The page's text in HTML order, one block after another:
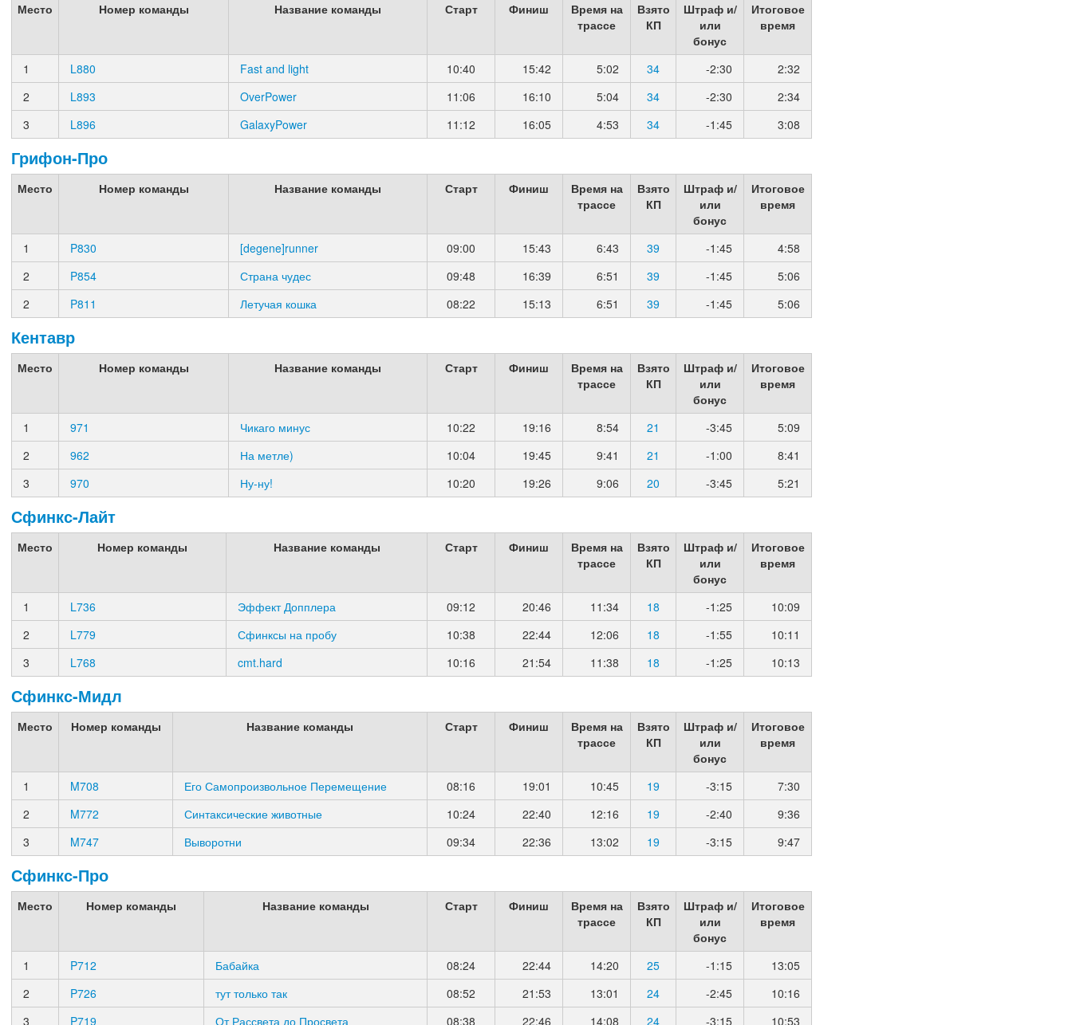
Место Номер команды Название команды Старт Финиш
Время на
трассе
Взято
КП
Штраф и/
или
бонус
Итоговое
время
1 L880 Fast and light 10:40 15:42 5:02 34 -2:30
2:32
2
L893 OverPower 11:06 16:10 5:04 34 -2:30
2:34
3
L896 GalaxyPower 11:12 16:05 4:53 34 -1:45 3:08
Грифон-Про
Место Номер команды Название команды Старт Финиш
Время на
трассе
Взято
КП
Штраф и/
или
бонус
Итоговое
время
1 P830 [degene]runner 09:00 15:43 6:43 39 -1:45
4:58
2
P854 Страна чудес 09:48 16:39 6:51 39 -1:45
5:06
2
P811 Летучая кошка 08:22 15:13 6:51 39 -1:45 5:06
Кентавр
Место Номер команды Название команды Старт Финиш
Время на
трассе
Взято
КП
Штраф и/
или
бонус
Итоговое
время
1 971 Чикаго минус 10:22 19:16 8:54 21 -3:45
5:09
2
962 На метле) 10:04 19:45 9:41 21 -1:00
8:41
3
970 Ну-ну! 10:20 19:26 9:06 20 -3:45 5:21
Сфинкс-Лайт
Место Номер команды Название команды Старт Финиш
Время на
трассе
Взято
КП
Штраф и/
или
бонус
Итоговое
время
1 L736 Эффект Допплера 09:12 20:46 11:34 18 -1:25
10:09
2
L779 Сфинксы на пробу 10:38 22:44 12:06 18 -1:55
10:11
3
L768 cmt.hard 10:16 21:54 11:38 18 -1:25 10:13
Сфинкс-Мидл
Место Номер команды Название команды Старт Финиш
Время на
трассе
Взято
КП
Штраф и/
или
бонус
Итоговое
время
1 M708 Его Самопроизвольное Перемещение 08:16 19:01 10:45 19 -3:15
7:30
2
M772 Синтаксические животные 10:24 22:40 12:16 19 -2:40
9:36
3
M747 Выворотни 09:34 22:36 13:02 19 -3:15 9:47
Сфинкс-Про
Место Номер команды Название команды Старт Финиш
Время на
трассе
Взято
КП
Штраф и/
или
бонус
Итоговое
время
1 P712 Бабайка 08:24 22:44 14:20 25 -1:15
13:05
2
P726 тут только так 08:52 21:53 13:01 24 -2:45
10:16
3
P719 От Рассвета до Просвета 08:38 22:46 14:08 24 -3:15 10:53